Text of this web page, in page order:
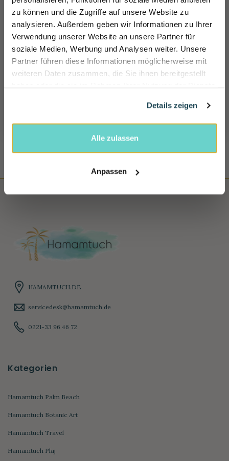
zu können und die Zugriffe auf unsere Website zu
analysieren. Außerdem geben wir Informationen zu Ihrer
Verwendung unserer Website an unsere Partner für
soziale Medien, Werbung und Analysen weiter. Unsere
Partner führen diese Informationen möglicherweise mit
weiteren Daten zusammen, die Sie ihnen bereitgestellt
Details zeigen
Alle zulassen
Anpassen
Wir helfen Ihnen gerne weiter!
Ma - Vr: 08.00 - 20.00
tel: +49 (0) 221-33 96 43 72
100 TAGEN RÜCKGABERECHT
Sie können das Produkt innerhalb von 100 Tagen
HAMAMTUCH.DE
servicedesk@hamamtuch.de
0221-33 96 46 72
Kategorien
Hamamtuch Palm Beach
Hamamtuch Botanic Art
Hamamtuch Travel
Hamamtuch Plaj
Sicher dir 10% Rabatt!
Name